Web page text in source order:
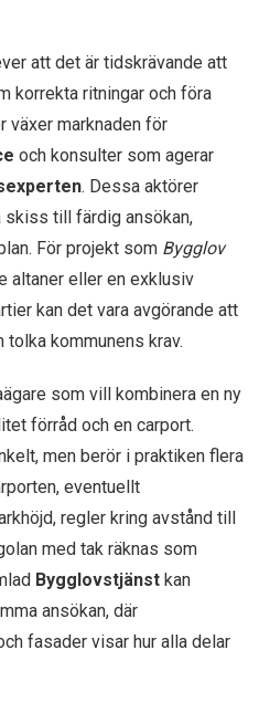
att det är tidskrävande att
korrekta ritningar och föra
växer marknaden för
och konsulter som agerar
. Dessa aktörer
till färdig ansökan,
För projekt som Bygglov
altaner eller en exklusiv
kan det vara avgörande att
tolka kommunens krav.
som vill kombinera en ny
förråd och en carport.
men berör i praktiken flera
eventuellt
regler kring avstånd till
med tak räknas som
Bygglovstjänst kan
ansökan, där
fasader visar hur alla delar